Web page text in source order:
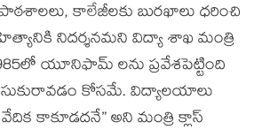
కాలేజీలకు బురఖాలు ధరించి
నిదర్శనమని విద్యా శాఖ మంత్రి
యూనిఫామ్ లను ప్రవేశపెట్టింది
కోసమే. విద్యాలయాలు
కాకూడదనే” అని మంత్రి క్లాస్